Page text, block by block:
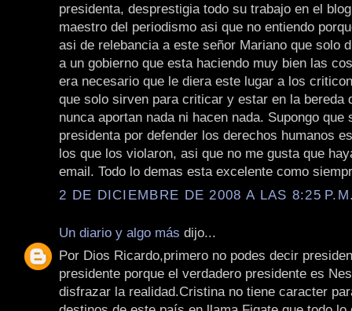
presidenta, desprestigia todo su trabajo en el
maestro del periodismo asi que no entiendo
asi de relebancia a este señor Mariano que solo
a un gobierno que esta haciendo muy bien las
era necesario que le diera este lugar a los
que solo sirven para criticar y estar en la bereda
nunca aportan nada ni hacen nada. Supongo que
presidenta por defender los derechos humanos
los que los violaron, asi que no me gusta que
email. Todo lo demas esta excelente como
2 DE DICIEMBRE DE 2008 A LAS 8:25
Un diario y algo más dijo...
Por Dios Ricardo,primero no podes decir
presidente porque el verdadero presidente es
disfrazar la realidad.Cristina no tiene caracter